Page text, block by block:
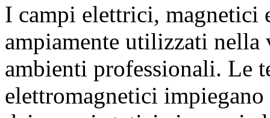
I campi elettrici, magnetici
ampiamente utilizzati
ambienti professionali. Le
elettromagnetici